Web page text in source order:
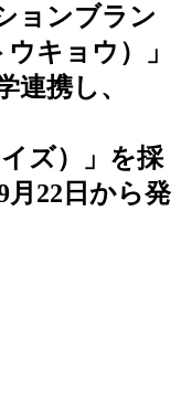
ョンブラン
キョウ）」
連携し、
ズ）」を採
22日から発